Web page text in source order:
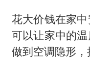
花大价钱在家
可以让家中的
做到空调隐形，